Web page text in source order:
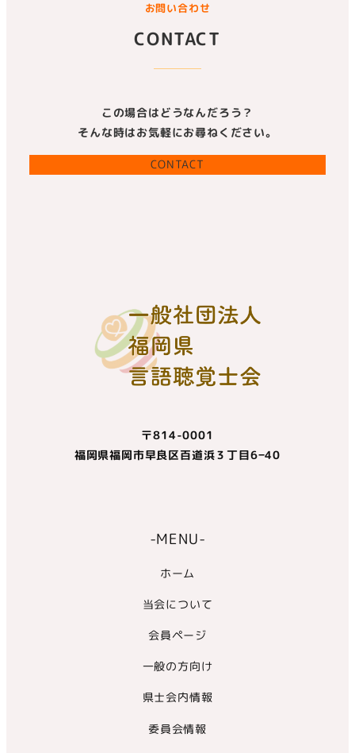
お問い合わせ
CONTACT
この場合はどうなんだろう？
そんな時はお気軽にお尋ねください。
CONTACT
〒814-0001
福岡県福岡市早良区百道浜３丁目6−40
-MENU-
ホーム
当会について
会員ページ
一般の方向け
県士会内情報
委員会情報